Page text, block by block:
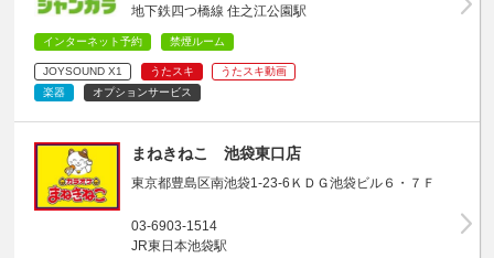
地下鉄四つ橋線 住之江公園駅
インターネット予約 禁煙ルーム
JOYSOUND X1 うたスキ
うたスキ動画
楽器
オプションサービス
まねきねこ 池袋東口店
東京都豊島区南池袋1-23-6ＫＤＧ池袋ビル６・７Ｆ
03-6903-1514
JR東日本池袋駅